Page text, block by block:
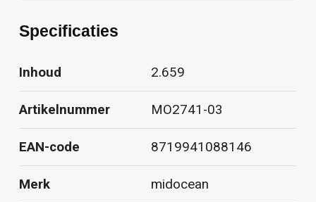
Specificaties
Inhoud 2.659
Artikelnummer MO2741-03
EAN-code 8719941088146
Merk midocean